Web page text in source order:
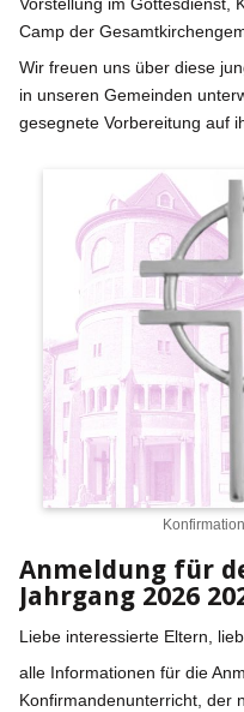
Camp der
Wir freuen uns über diese
in unseren Gemeinden
gesegnete Vorbereitung auf
Anmeldung für
Jahrgang 2026
Liebe interessierte Eltern,
alle Informationen für die
Konfirmandenunterricht, der